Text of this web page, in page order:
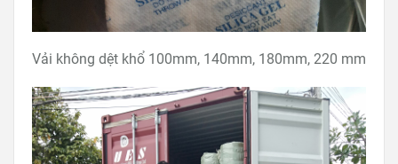
Vải không dệt khổ 100mm, 140mm, 180mm, 220 mm